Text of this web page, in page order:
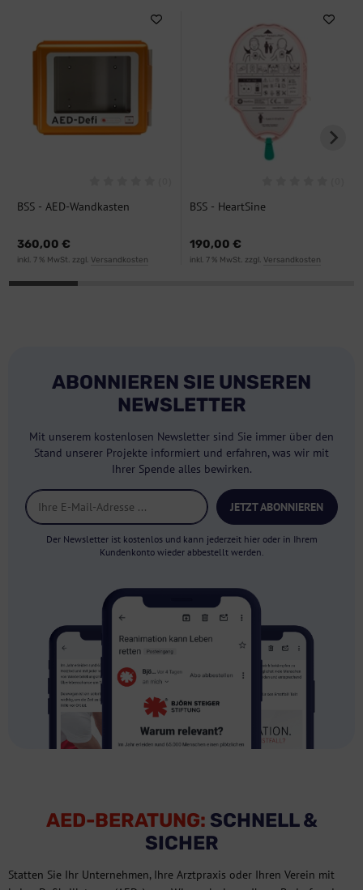
BSS - AED-Wandkasten
360,00 €
inkl. 7 % MwSt. zzgl. Versandkosten
BSS - HeartSine
190,00 €
inkl. 7 % MwSt. zzgl. Versandkosten
ABONNIEREN SIE UNSEREN
NEWSLETTER
Mit unserem kostenlosen Newsletter sind Sie immer über den
Stand unserer Projekte informiert und erfahren, was wir mit
Ihrer Spende alles bewirken.
JETZT ABONNIEREN
Der Newsletter ist kostenlos und kann jederzeit hier oder in Ihrem
Kundenkonto wieder abbestellt werden.
AED-BERATUNG: SCHNELL &
SICHER
Statten Sie Ihr Unternehmen, Ihre Arztpraxis oder Ihren Verein mit